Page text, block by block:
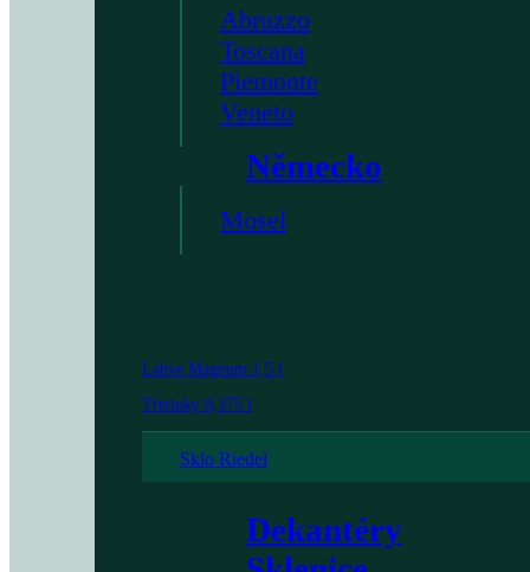
Abruzzo
Toscana
Piemonte
Veneto
Německo
Mosel
Lahve Magnum 1,5 l
Třetinky 0,375 l
Sklo Riedel
Dekantéry